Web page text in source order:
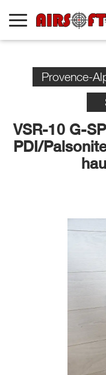
Provence-
VSR-10 G-
PDI/